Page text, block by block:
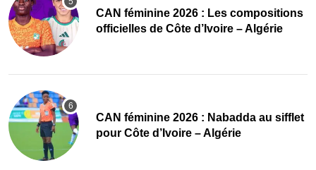
‎CAN féminine 2026 : Les compositions
officielles de Côte d’Ivoire – Algérie
‎CAN féminine 2026 : Nabadda au sifflet
pour Côte d’Ivoire – Algérie